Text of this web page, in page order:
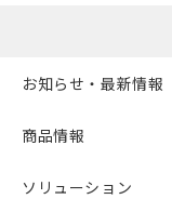
お知らせ・最新情報
商品情報
ソリューション